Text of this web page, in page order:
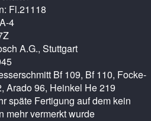
Fl.21118
4
A.G., Stuttgart
Bf 109, Bf 110, Focke-
Arado 96, Heinkel He 219
späte Fertigung auf dem kein
mehr vermerkt wurde